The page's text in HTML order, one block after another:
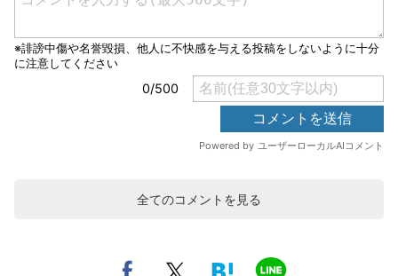
全てのコメントを見る